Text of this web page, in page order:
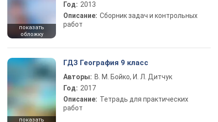
показать
обложку
Год: 2013
Описание: Сборник задач и контрольных
работ
показать
ГДЗ География 9 класс
Авторы: В. М. Бойко, И. Л. Дитчук
Год: 2017
Описание: Тетрадь для практических
работ